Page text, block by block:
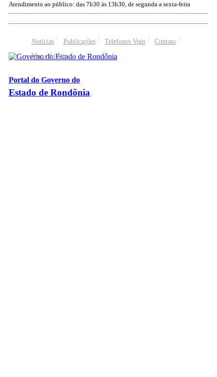
Atendimento ao público: das 7h30 às 13h30, de segunda a sexta-feira
Notícias Publicações Telefones Voip
Contato
Mapa do Site
Portal do Governo do
Estado de Rondônia